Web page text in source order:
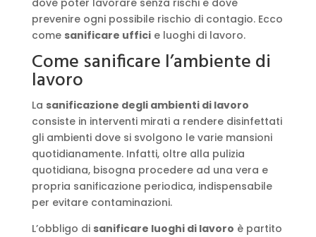
dove poter lavorare senza rischi e dove
prevenire ogni possibile rischio di contagio. Ecco
come sanificare ufficie luoghi di lavoro.
Come sanificare l’ambiente di
lavoro
La sanificazione degli ambienti di lavoro
consiste in interventi mirati a rendere disinfettati
gli ambienti dove si svolgono le varie mansioni
quotidianamente. Infatti, oltre alla pulizia
quotidiana, bisogna procedere ad una vera e
propria sanificazione periodica, indispensabile
per evitare contaminazioni.
L’obbligo di sanificare luoghi di lavoro è partito